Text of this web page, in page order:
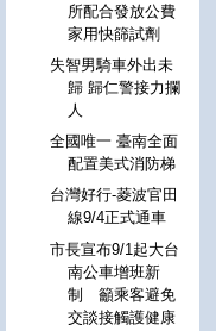
所配合發放公費
家用快篩試劑
失智男騎車外出未
歸 歸仁警接力攔
人
全國唯一 臺南全面
配置美式消防梯
台灣好行-菱波官田
線9/4正式通車
市長宣布9/1起大台
南公車增班新
制 籲乘客避免
交談接觸護健康